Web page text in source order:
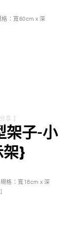
格：寬60cm x 深
享 】
架子-小
架}
格：寬18cm x 深